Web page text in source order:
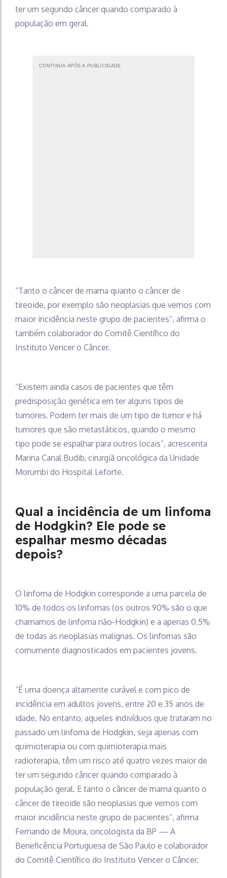
ter um segundo câncer quando comparado à
população em geral.
CONTINUA APÓS A PUBLICIDADE
“Tanto o câncer de mama quanto o câncer de
tireoide, por exemplo são neoplasias que vemos com
maior incidência neste grupo de pacientes”, afirma o
também colaborador do Comitê Científico do
Instituto Vencer o Câncer.
“Existem ainda casos de pacientes que têm
predisposição genética em ter alguns tipos de
tumores. Podem ter mais de um tipo de tumor e há
tumores que são metastáticos, quando o mesmo
tipo pode se espalhar para outros locais”, acrescenta
Marina Canal Budib, cirurgiã oncológica da Unidade
Morumbi do Hospital Leforte.
Qual a incidência de um linfoma
de Hodgkin? Ele pode se
espalhar mesmo décadas
depois?
O linfoma de Hodgkin corresponde a uma parcela de
10% de todos os linfomas (os outros 90% são o que
chamamos de linfoma não-Hodgkin) e a apenas 0,5%
de todas as neoplasias malignas. Os linfomas são
comumente diagnosticados em pacientes jovens.
“É uma doença altamente curável e com pico de
incidência em adultos jovens, entre 20 e 35 anos de
idade. No entanto, aqueles indivíduos que trataram no
passado um linfoma de Hodgkin, seja apenas com
quimioterapia ou com quimioterapia mais
radioterapia, têm um risco até quatro vezes maior de
ter um segundo câncer quando comparado à
população geral. E tanto o câncer de mama quanto o
câncer de tireoide são neoplasias que vemos com
maior incidência neste grupo de pacientes”, afirma
Fernando de Moura, oncologista da BP — A
Beneficência Portuguesa de São Paulo e colaborador
do Comitê Científico do Instituto Vencer o Câncer.